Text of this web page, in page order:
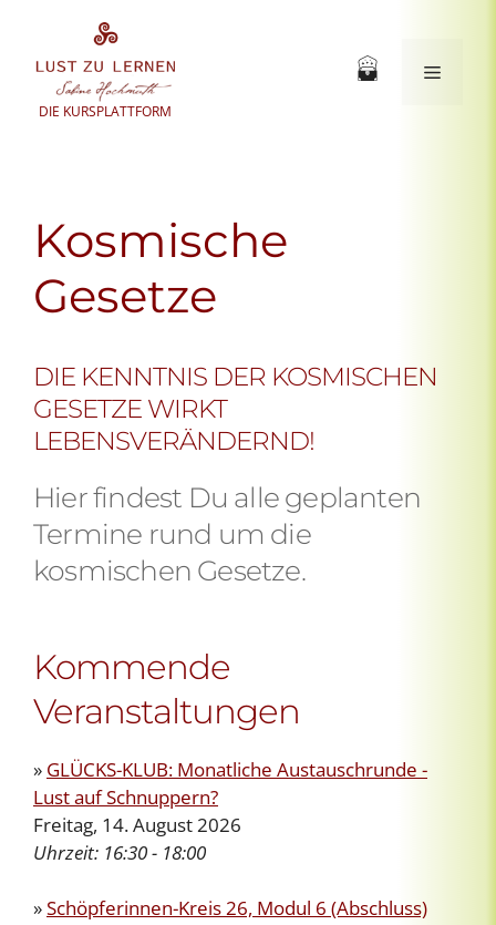
springen
DIE KURSPLATTFORM
Menü
Kosmische
Gesetze
DIE KENNTNIS DER KOSMISCHEN
GESETZE WIRKT
LEBENSVERÄNDERND!
Hier findest Du alle geplanten
Termine rund um die
kosmischen Gesetze.
Kommende
Veranstaltungen
» GLÜCKS-KLUB: Monatliche Austauschrunde -
Lust auf Schnuppern?
Freitag, 14. August 2026
Uhrzeit: 16:30 - 18:00
»Schöpferinnen-Kreis 26, Modul 6 (Abschluss)